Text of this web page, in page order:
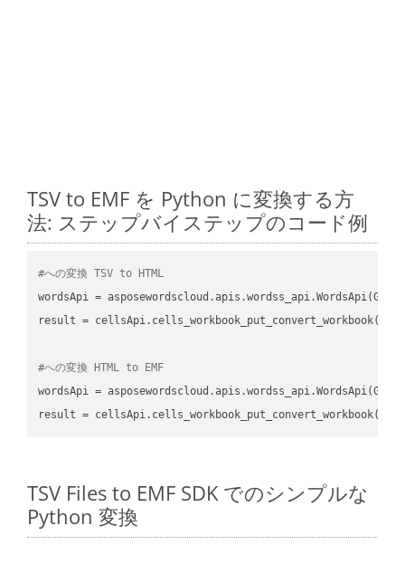
TSV to EMF を Python に変換する方
法: ステップバイステップのコード例
#への変換 TSV to HTML
wordsApi =
result =
#への変換 HTML to EMF
wordsApi =
result =
TSV Files to EMF SDK でのシンプルな
Python 変換